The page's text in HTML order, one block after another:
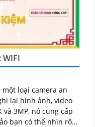
WIFI
một loại camera an
lại hình ảnh, video
bạn có thể nhìn rõ